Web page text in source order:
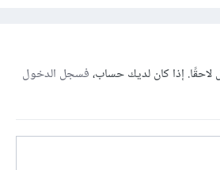
إذا كان لديك حساب،فسجل الدخول